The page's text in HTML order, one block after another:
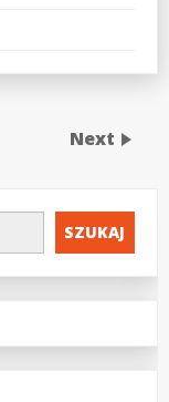
Next
SZUKAJ